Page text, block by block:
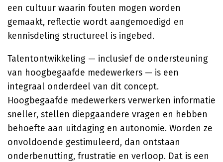
een cultuur waarin fouten mogen worden
gemaakt, reflectie wordt aangemoedigd en
kennisdeling structureel is ingebed.
Talentontwikkeling — inclusief de ondersteuning
van hoogbegaafde medewerkers — is een
integraal onderdeel van dit concept.
Hoogbegaafde medewerkers verwerken informatie
sneller, stellen diepgaandere vragen en hebben
behoefte aan uitdaging en autonomie. Worden ze
onvoldoende gestimuleerd, dan ontstaan
onderbenutting, frustratie en verloop. Dat is een